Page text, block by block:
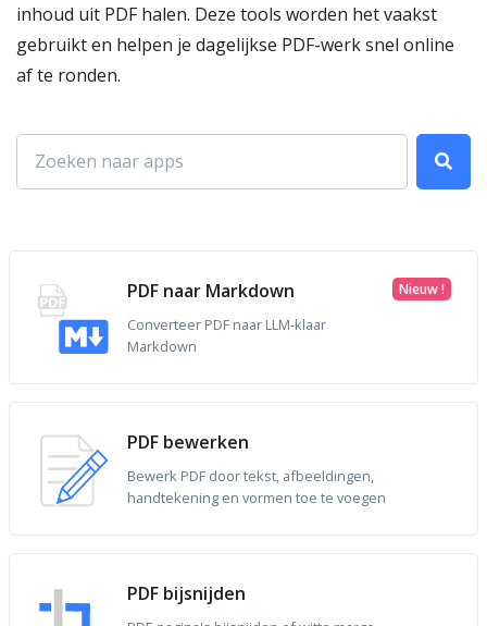
inhoud uit PDF halen. Deze tools worden het vaakst
gebruikt en helpen je dagelijkse PDF-werk snel online
af te ronden.
PDF naar Markdown
Converteer PDF naar LLM-klaar
Markdown
Nieuw !
PDF bewerken
Bewerk PDF door tekst, afbeeldingen,
handtekening en vormen toe te voegen
PDF bijsnijden